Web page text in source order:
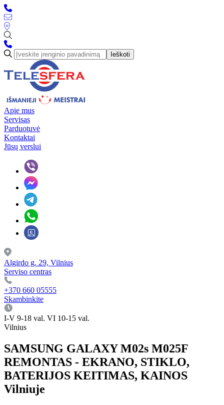
Ieškoti
Apie mus
Servisas
Parduotuvė
Kontaktai
Jūsų verslui
Algirdo g. 29, Vilnius
Serviso centras
+370 660 05555
Skambinkite
I-V 9-18 val. VI 10-15 val.
Vilnius
SAMSUNG GALAXY M02s M025F
REMONTAS - EKRANO, STIKLO,
BATERIJOS KEITIMAS, KAINOS
Vilniuje